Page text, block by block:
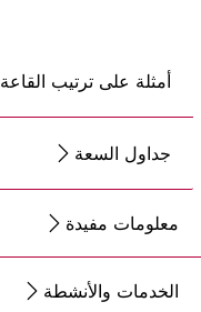
أمثلة على ترتيب القاعة
جداول السعة
معلومات مفيدة
الخدمات والأنشطة